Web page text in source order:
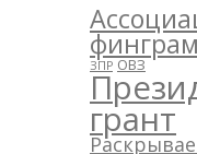
ЗПР ОВЗ
грант